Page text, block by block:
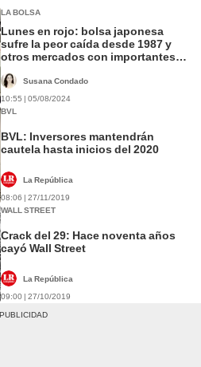
LA BOLSA
Lunes en rojo: bolsa japonesa
sufre la peor caída desde 1987 y
otros mercados con importantes
Susana Condado
10:55 | 05/08/2024
BVL
BVL: Inversores mantendrán
cautela hasta inicios del 2020
La República
08:06 | 27/11/2019
WALL STREET
Crack del 29: Hace noventa años
cayó Wall Street
La República
09:00 | 27/10/2019